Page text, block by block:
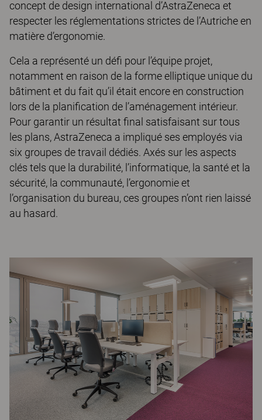
concept de design international d’AstraZeneca et
respecter les réglementations strictes de l’Autriche en
matière d’ergonomie.
Cela a représenté un défi pour l’équipe projet,
notamment en raison de la forme elliptique unique du
bâtiment et du fait qu’il était encore en construction
lors de la planification de l’aménagement intérieur.
Pour garantir un résultat final satisfaisant sur tous
les plans, AstraZeneca a impliqué ses employés via
six groupes de travail dédiés. Axés sur les aspects
clés tels que la durabilité, l’informatique, la santé et la
sécurité, la communauté, l’ergonomie et
l’organisation du bureau, ces groupes n’ont rien laissé
au hasard.